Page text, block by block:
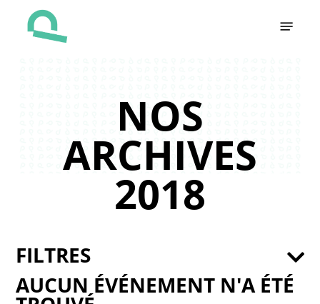
NOS
ARCHIVES
2018
AUCUN ÉVÉNEMENT N'A ÉTÉ
FILTRES